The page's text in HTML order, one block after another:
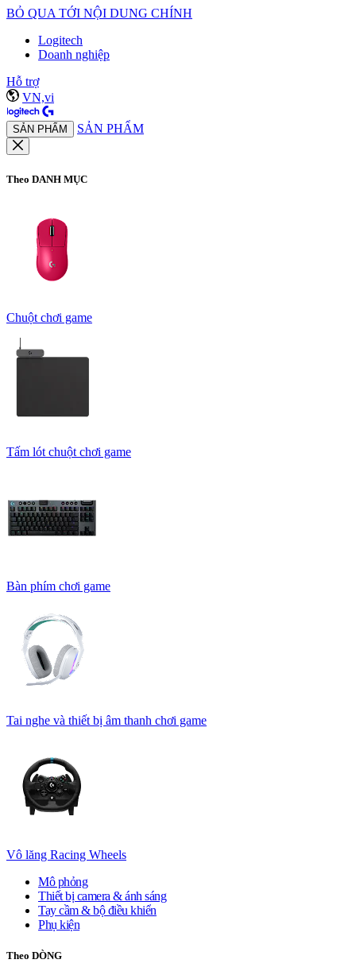
BỎ QUA TỚI NỘI DUNG CHÍNH
Logitech
Doanh nghiệp
Hỗ trợ
VN,vi
SẢN PHẨM SẢN PHẨM
Theo DANH MỤC
Chuột chơi game
Tấm lót chuột chơi game
Bàn phím chơi game
Tai nghe và thiết bị âm thanh chơi game
Vô lăng Racing Wheels
Mô phỏng
Thiết bị camera & ánh sáng
Tay cầm & bộ điều khiển
Phụ kiện
Theo DÒNG